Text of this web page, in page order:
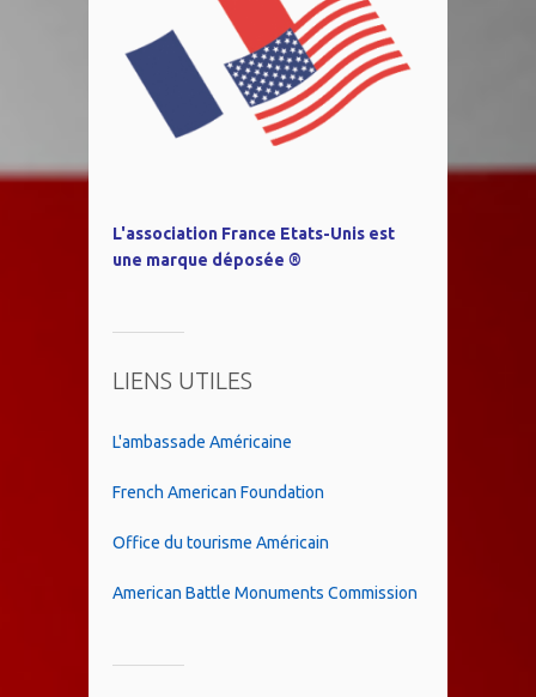
L'association France Etats-Unis est
une marque déposée ®
LIENS UTILES
L'ambassade Américaine
French American Foundation
Office du tourisme Américain
American Battle Monuments Commission